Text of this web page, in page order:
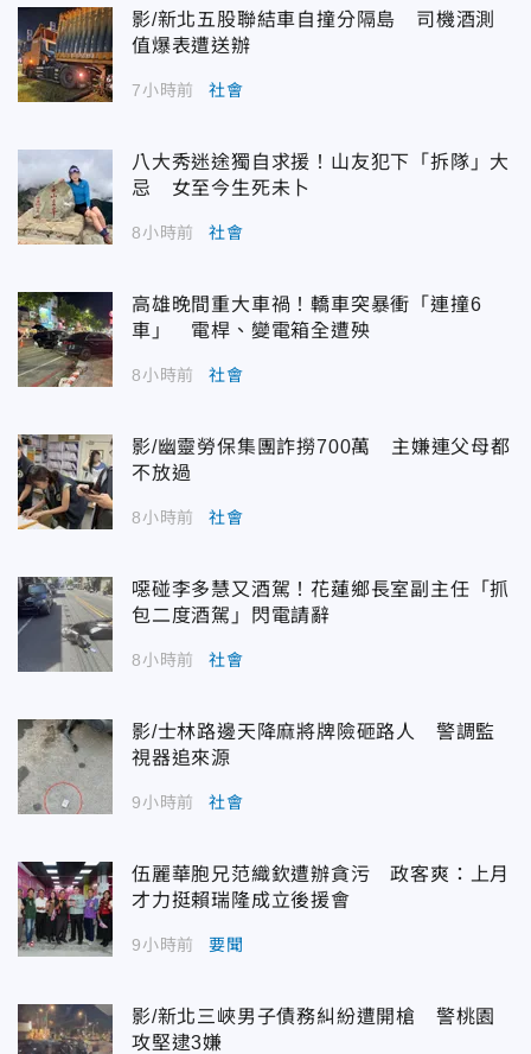
影/新北五股聯結車自撞分隔島 司機酒測
值爆表遭送辦
7小時前 社會
八大秀迷途獨自求援！山友犯下「拆隊」大
忌 女至今生死未卜
8小時前 社會
高雄晚間重大車禍！轎車突暴衝「連撞6
車」 電桿、變電箱全遭殃
8小時前 社會
影/幽靈勞保集團詐撈700萬 主嫌連父母都
不放過
8小時前 社會
噁碰李多慧又酒駕！花蓮鄉長室副主任「抓
包二度酒駕」閃電請辭
8小時前 社會
影/士林路邊天降麻將牌險砸路人 警調監
視器追來源
9小時前 社會
伍麗華胞兄范織欽遭辦貪污 政客爽：上月
才力挺賴瑞隆成立後援會
9小時前 要聞
影/新北三峽男子債務糾紛遭開槍 警桃園
攻堅逮3嫌